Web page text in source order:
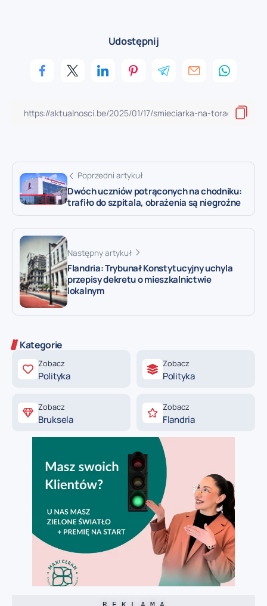
Udostępnij
Poprzedni artykuł
Dwóch uczniów potrąconych na chodniku:
trafiło do szpitala, obrażenia są niegroźne
Następny artykuł
Flandria: Trybunał Konstytucyjny uchyla
przepisy dekretu o mieszkalnictwie
lokalnym
Kategorie
Zobacz
Polityka
Zobacz
Polityka
Zobacz
Bruksela
Zobacz
Flandria